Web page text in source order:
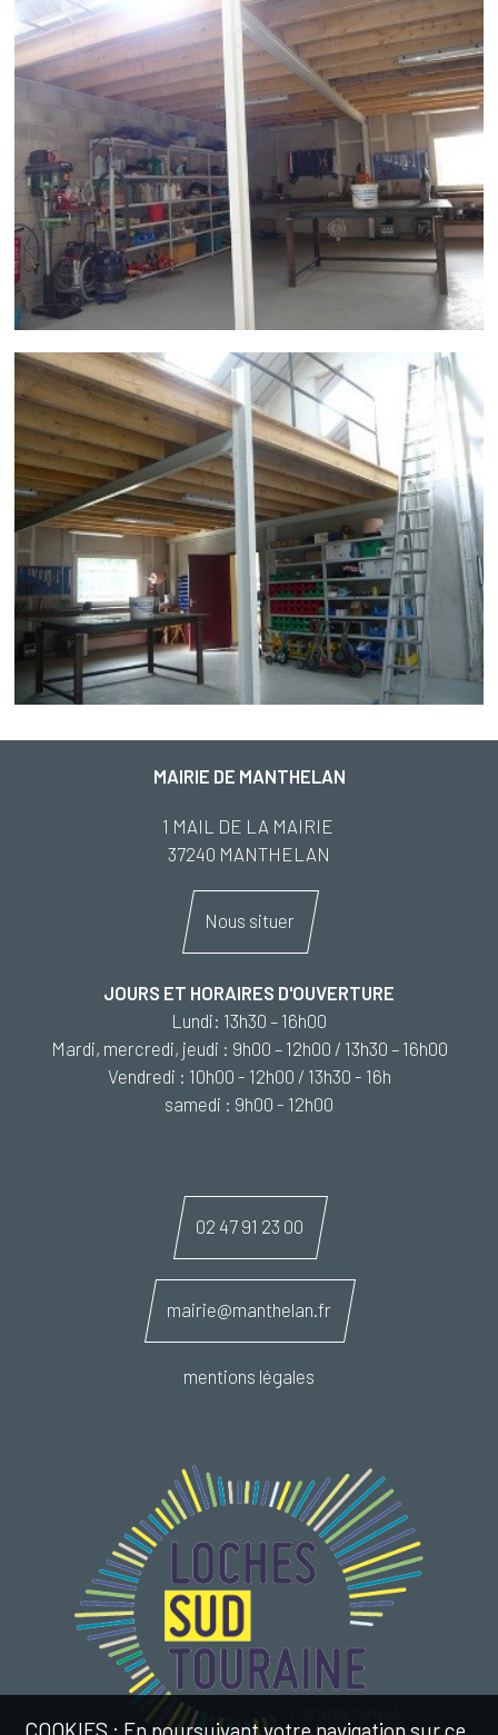
MAIRIE DE MANTHELAN
1 MAIL DE LA MAIRIE
37240 MANTHELAN
Nous situer
JOURS ET HORAIRES D'OUVERTURE
Lundi: 13h30 – 16h00
Mardi, mercredi, jeudi : 9h00 – 12h00 / 13h30 – 16h00
Vendredi : 10h00 - 12h00 / 13h30 - 16h
samedi : 9h00 - 12h00
02 47 91 23 00
mairie@manthelan.fr
mentions légales